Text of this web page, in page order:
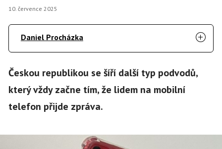
10. července 2025
Daniel Procházka
Českou republikou se šíří další typ podvodů,
který vždy začne tím, že lidem na mobilní
telefon přijde zpráva.